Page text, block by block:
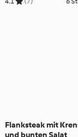
Flanksteak mit
und bunten Salat